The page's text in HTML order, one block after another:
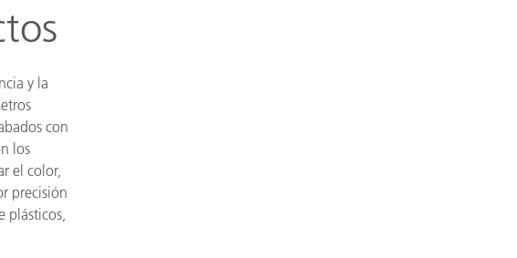
vida
Construcción
y la
con
los
el color,
precisión
plásticos,